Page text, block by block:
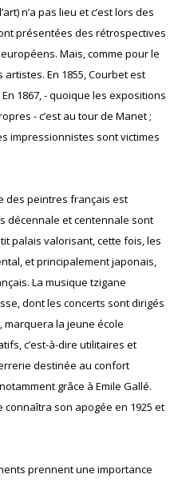
n’a pas lieu et c’est lors des
présentées des rétrospectives
Mais, comme pour le
artistes. En 1855, Courbet est
1867, - quoique les expositions
- c’est au tour de Manet ;
impressionnistes sont victimes
des peintres français est
décennale et centennale sont
palais valorisant, cette fois, les
et principalement japonais,
La musique tzigane
dont les concerts sont dirigés
marquera la jeune école
c’est-à-dire utilitaires et
destinée au confort
grâce à Emile Gallé.
connaîtra son apogée en 1925 et
prennent une importance